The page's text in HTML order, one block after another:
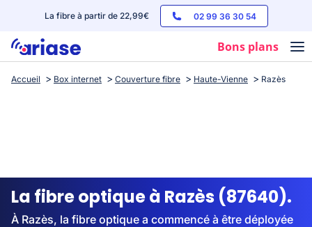
La fibre à partir de 22,99€ 02 99 36 30 54
Bons plans
Box internet
Streaming
Accueil Box internet Couverture fibre Haute-Vienne Razès
La fibre optique à Razès (87640).
À Razès, la fibre optique a commencé à être déployée